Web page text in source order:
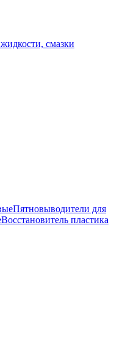
смазки
Пятновыводители для
Восстановитель пластика